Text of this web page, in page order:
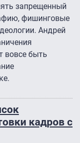
запрещенный
фишинговые
Андрей
вовсе быть
кадров с